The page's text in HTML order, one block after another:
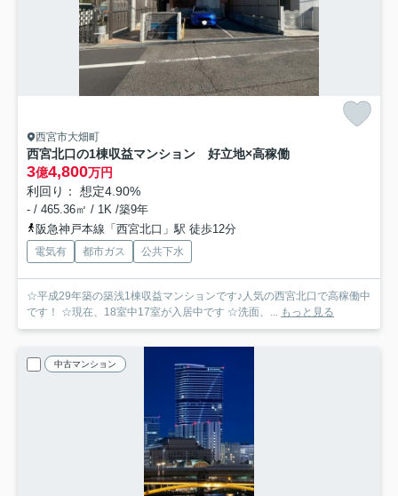
西宮市大畑町
西宮北口の1棟収益マンション 好立地×高稼働
3億4,800万円
利回り： 想定4.90%
- / 465.36㎡ / 1K /築9年
阪急神戸本線「西宮北口」駅 徒歩12分
電気有 都市ガス 公共下水
☆平成29年築の築浅1棟収益マンションです♪人気の西宮北口で高稼働中
です！ ☆現在、18室中17室が入居中です ☆洗面、... もっと見る
中古マンション